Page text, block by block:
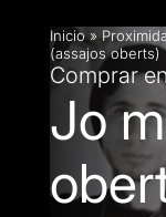
Inicio»
(assajos oberts)
Comprar
Jo